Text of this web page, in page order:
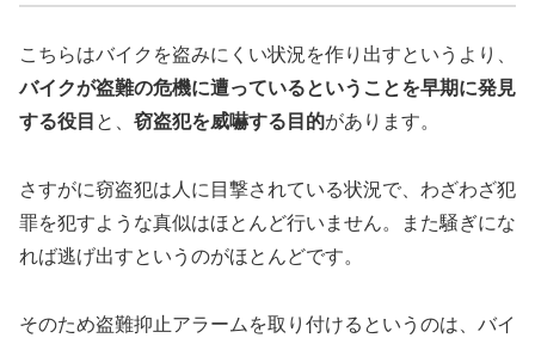
こちらはバイクを盗みにくい状況を作り出すというより、
バイクが盗難の危機に遭っているということを早期に発見
する役目 と、 窃盗犯を威嚇する目的があります。
さすがに窃盗犯は人に目撃されている状況で、わざわざ犯
罪を犯すような真似はほとんど行いません。また騒ぎにな
れば逃げ出すというのがほとんどです。
そのため盗難抑止アラームを取り付けるというのは、バイ